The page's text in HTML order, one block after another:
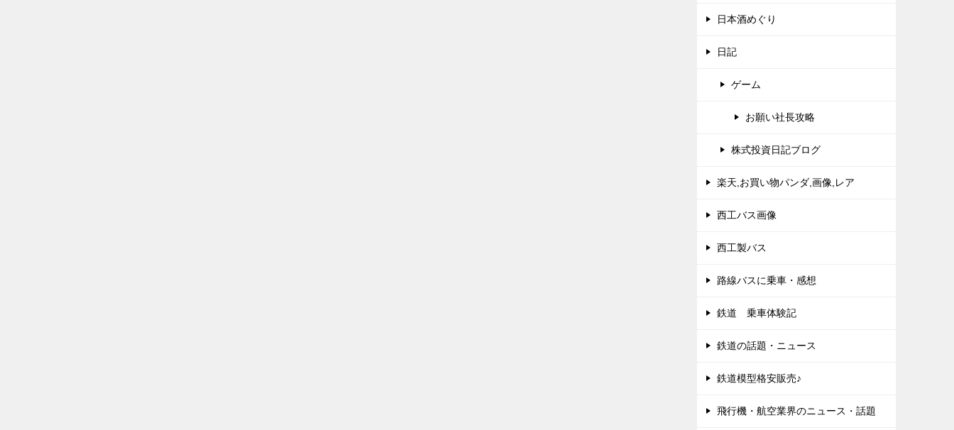
日本酒めぐり
日記
ゲーム
お願い社長攻略
株式投資日記ブログ
楽天,お買い物パンダ,画像,レア
西工バス画像
西工製バス
路線バスに乗車・感想
鉄道 乗車体験記
鉄道の話題・ニュース
鉄道模型格安販売♪
飛行機・航空業界のニュース・話題